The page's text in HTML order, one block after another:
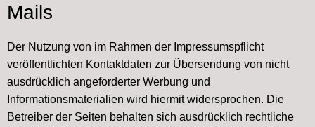
Mails
Der Nutzung von im Rahmen der Impressumspflicht
veröffentlichten Kontaktdaten zur Übersendung von nicht
ausdrücklich angeforderter Werbung und
Informationsmaterialien wird hiermit widersprochen. Die
Betreiber der Seiten behalten sich ausdrücklich rechtliche